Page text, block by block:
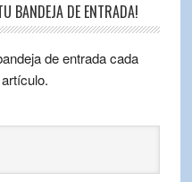
BANDEJA DE ENTRADA!
de entrada cada